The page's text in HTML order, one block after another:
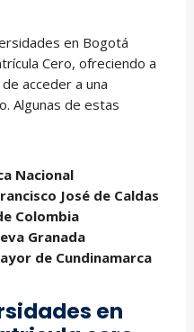
en Bogotá
Cero, ofreciendo a
acceder a una
Algunas de estas
Nacional
José de Caldas
Colombia
Granada
de Cundinamarca
en